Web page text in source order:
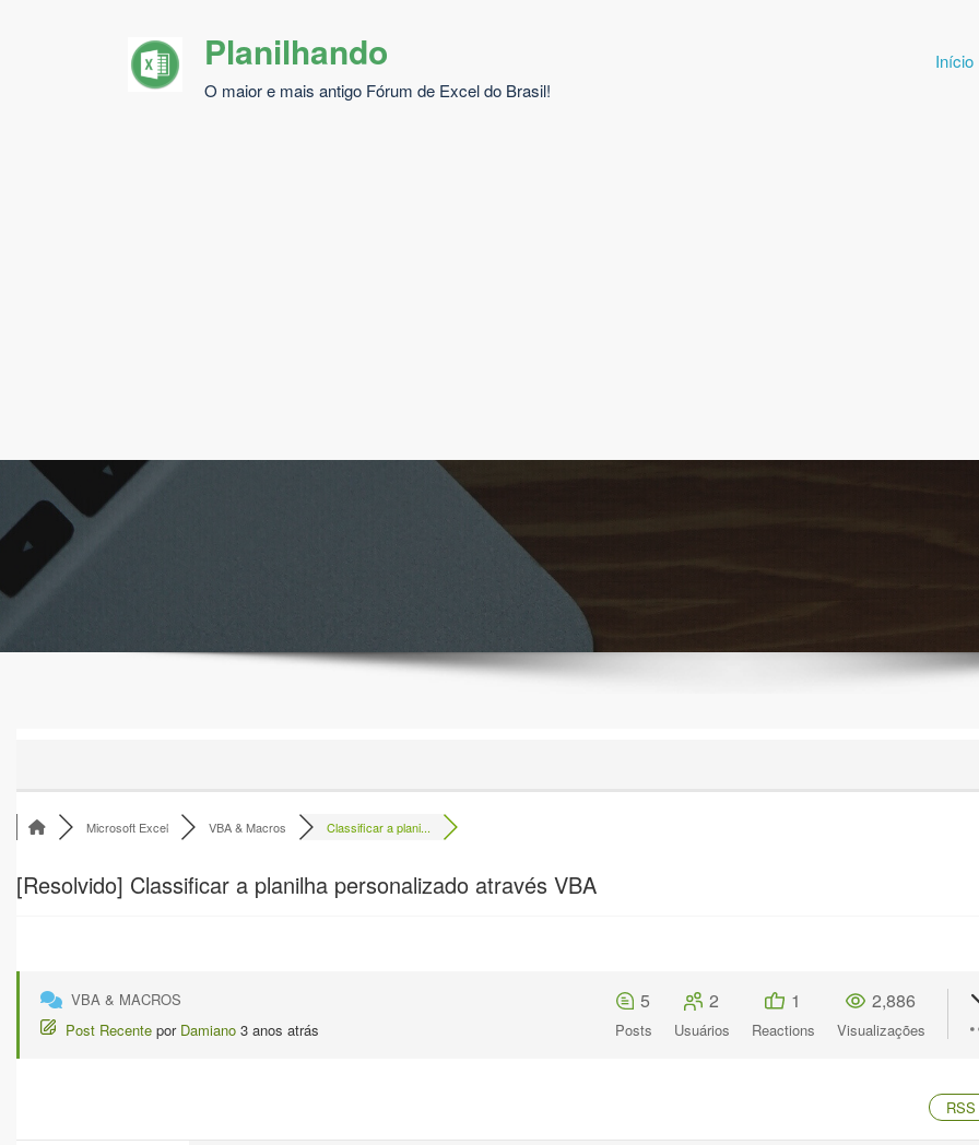
Planilhando
O maior e mais antigo Fórum de Excel do Brasil!
Início
Microsoft Excel VBA & Macros Classificar a plani...
[Resolvido] Classificar a planilha personalizado através VBA
VBA & MACROS
Post Recente por Damiano 3 anos atrás
5
Posts
2
Usuários
1
Reactions
2,886
Visualizações
RSS